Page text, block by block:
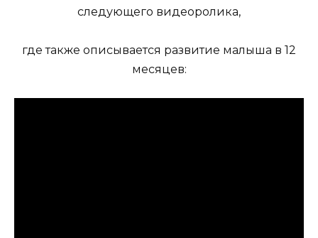
следующего видеоролика,
где также описывается развитие малыша в 12
месяцев: